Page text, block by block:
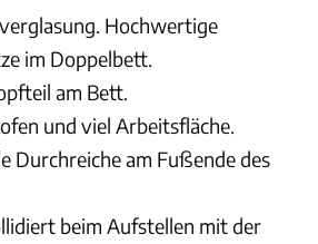
Hochwertige
im Doppelbett.
am Bett.
und viel Arbeitsfläche.
Durchreiche am Fußende des
beim Aufstellen mit der